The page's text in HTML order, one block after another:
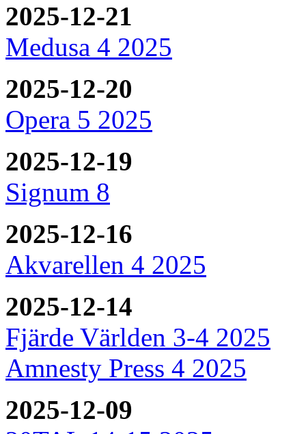
2025-12-21
Medusa 4 2025
2025-12-20
Opera 5 2025
2025-12-19
Signum 8
2025-12-16
Akvarellen 4 2025
2025-12-14
Fjärde Världen 3-4 2025
Amnesty Press 4 2025
2025-12-09